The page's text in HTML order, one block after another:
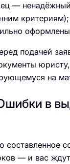
—
критериям);
подачей
юристу,
на
в
составленное
— и вас